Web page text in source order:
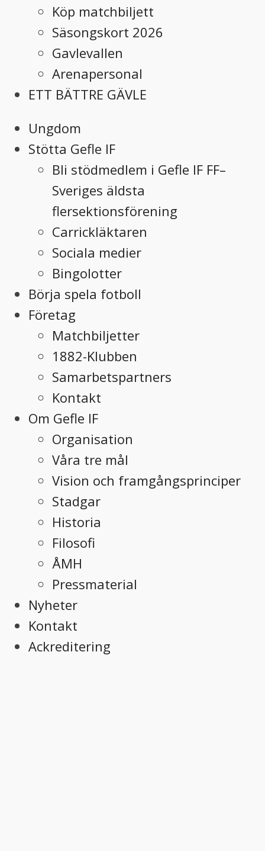
Köp matchbiljett
Säsongskort 2026
Gavlevallen
Arenapersonal
ETT BÄTTRE GÄVLE
Ungdom
Stötta Gefle IF
Bli stödmedlem i Gefle IF FF–
Sveriges äldsta
flersektionsförening
Carrickläktaren
Sociala medier
Bingolotter
Börja spela fotboll
Företag
Matchbiljetter
1882-Klubben
Samarbetspartners
Kontakt
Om Gefle IF
Organisation
Våra tre mål
Vision och framgångsprinciper
Stadgar
Historia
Filosofi
ÅMH
Pressmaterial
Nyheter
Kontakt
Ackreditering